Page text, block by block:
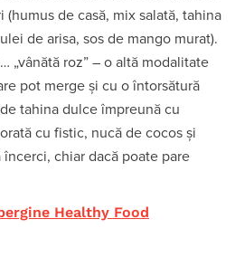
de casă, mix salată, tahina
de arisa, sos de mango murat).
„vânătă roz” – o altă modalitate
pot merge și cu o întorsătură
tahina dulce împreună cu
cu fistic, nucă de cocos și
chiar dacă poate pare
Healthy Food